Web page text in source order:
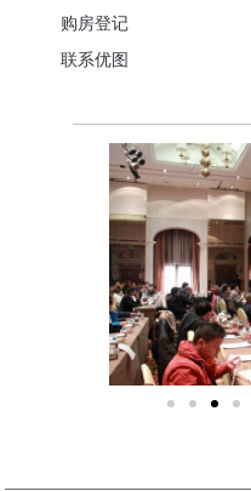
购房登记
联系优图